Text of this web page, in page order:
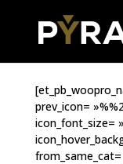
prev_icon=
icon_font_size=